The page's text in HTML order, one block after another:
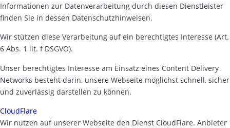
Informationen zur Datenverarbeitung durch diesen Dienstleister
finden Sie in dessen Datenschutzhinweisen.
Wir stützen diese Verarbeitung auf ein berechtigtes Interesse (Art.
6 Abs. 1 lit. f DSGVO).
Unser berechtigtes Interesse am Einsatz eines Content Delivery
Networks besteht darin, unsere Webseite möglichst schnell, sicher
und zuverlässig darstellen zu können.
CloudFlare
Wir nutzen auf unserer Webseite den Dienst CloudFlare. Anbieter